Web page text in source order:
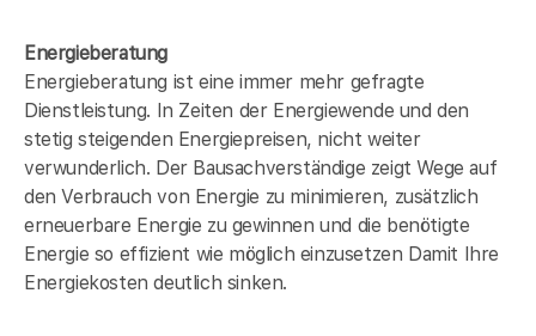
Energieberatung
Energieberatung ist eine immer mehr gefragte
Dienstleistung. In Zeiten der Energiewende und den
stetig steigenden Energiepreisen, nicht weiter
verwunderlich. Der Bausachverständige zeigt Wege auf
den Verbrauch von Energie zu minimieren, zusätzlich
erneuerbare Energie zu gewinnen und die benötigte
Energie so effizient wie möglich einzusetzen Damit Ihre
Energiekosten deutlich sinken.